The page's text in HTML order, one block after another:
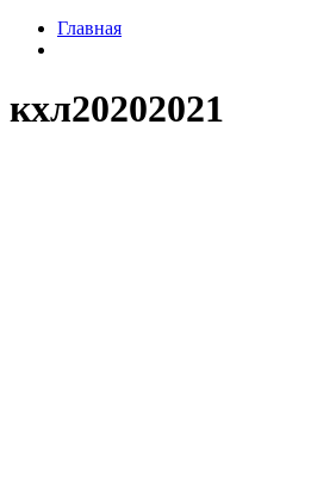
Главная
кхл20202021